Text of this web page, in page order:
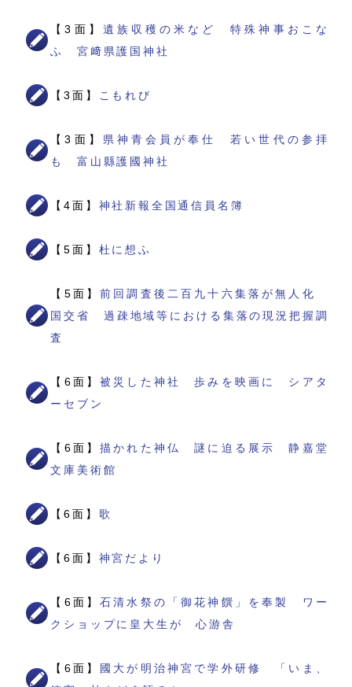
【3面】 遺族収穫の米など 特殊神事おこな
ふ 宮﨑県護国神社
【3面】 こもれび
【3面】 県神青会員が奉仕 若い世代の参拝
も 富山縣護國神社
【4面】 神社新報全国通信員名簿
【5面】 杜に想ふ
【5面】前回調査後二百九十六集落が無人化
国交省 過疎地域等における集落の現況把握調
査
【6面】被災した神社 歩みを映画に シアタ
ーセブン
【6面】描かれた神仏 謎に迫る展示 静嘉堂
文庫美術館
【6面】 歌
【6面】 神宮だより
【6面】石清水祭の「御花神饌」を奉製 ワー
クショップに皇大生が 心游舎
【6面】
國大が明治神宮で学外研修 「いま、